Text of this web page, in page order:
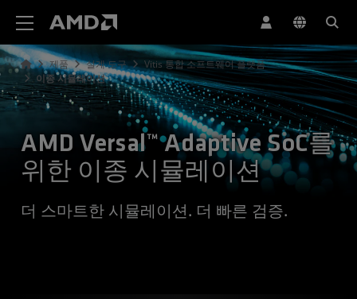
제품 설계 도구
Vitis 통합 소프트웨어 플랫폼
이종 시뮬레이션
AMD Versal™ Adaptive SoC를
위한 이종 시뮬레이션
더 스마트한 시뮬레이션. 더 빠른 검증.